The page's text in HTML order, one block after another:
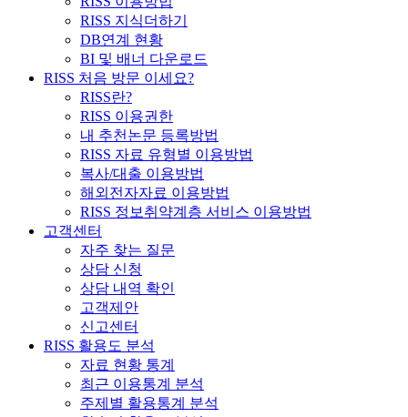
RISS 지식더하기
DB연계 현황
BI 및 배너 다운로드
RISS 처음 방문 이세요?
RISS란?
RISS 이용권한
내 추천논문 등록방법
RISS 자료 유형별 이용방법
복사/대출 이용방법
해외전자자료 이용방법
RISS 정보취약계층 서비스 이용방법
고객센터
자주 찾는 질문
상담 신청
상담 내역 확인
고객제안
신고센터
RISS 활용도 분석
자료 현황 통계
최근 이용통계 분석
주제별 활용통계 분석